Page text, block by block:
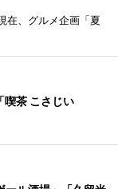
在、グルメ企画「夏
喫茶 こさじい